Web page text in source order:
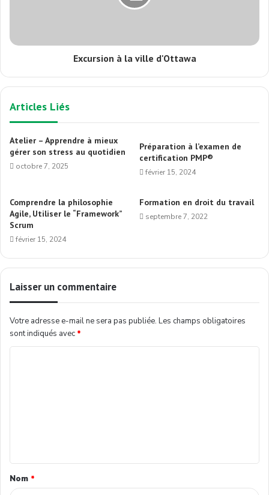
Excursion à la ville d'Ottawa
Articles Liés
Atelier – Apprendre à mieux
gérer son stress au quotidien
octobre 7, 2025
Préparation à l’examen de
certification PMP®
février 15, 2024
Comprendre la philosophie
Agile, Utiliser le “Framework”
Scrum
février 15, 2024
Formation en droit du travail
septembre 7, 2022
Laisser un commentaire
Votre adresse e-mail ne sera pas publiée. Les champs obligatoires
sont indiqués avec *
Nom *